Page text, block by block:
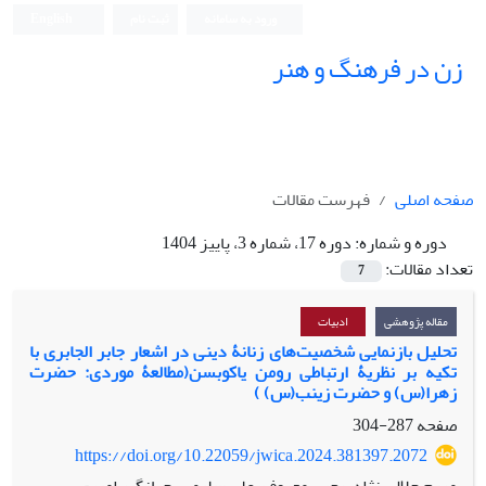
زن در فرهنگ و هنر
صفحه اصلی
فهرست مقالات
دوره و شماره:دوره 17، شماره 3، پاییز 1404
تعداد مقالات:
7
مقاله پژوهشی ادبیات
تحلیل بازنمایی شخصیت‌های زنانۀ دینی در اشعار جابر الجابری با
تکیه بر نظریۀ ارتباطی رومن یاکوبسن(مطالعۀ موردی: حضرت
زهرا(س) و حضرت زینب(س) )
صفحه287-304
https://doi.org/10.22059/jwica.2024.381397.2072